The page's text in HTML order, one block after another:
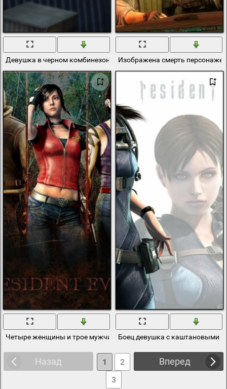
Девушка в черном комбинезоне с ружьёмИзображена смерть
Четыре женщины и трое мужчин стоят в ряд и держат в руках
Боец девушка с каштановыми
Назад Вперед
1
2
3